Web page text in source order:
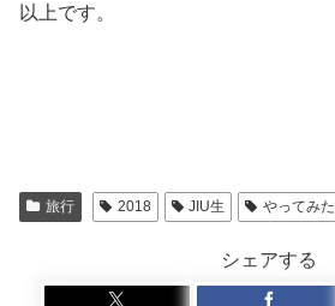
以上です。
旅行 2018 JIU生 やってみた
シェアする